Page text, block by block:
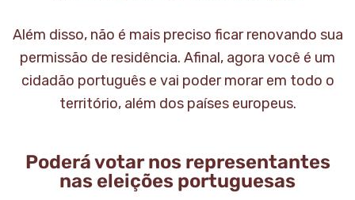
Além disso, não é mais preciso ficar renovando sua
permissão de residência. Afinal, agora você é um
cidadão português e vai poder morar em todo o
território, além dos países europeus.
Poderá votar nos representantes
nas eleições portuguesas